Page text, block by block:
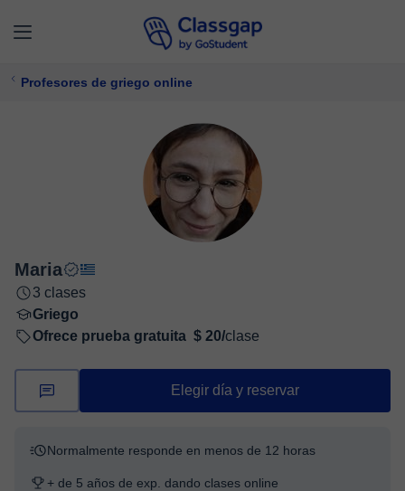
Profesores de griego online
Maria
3 clases
Griego
Ofrece prueba gratuita $ 20/clase
Elegir día y reservar
Normalmente responde en menos de 12 horas
+ de 5 años de exp. dando clases online